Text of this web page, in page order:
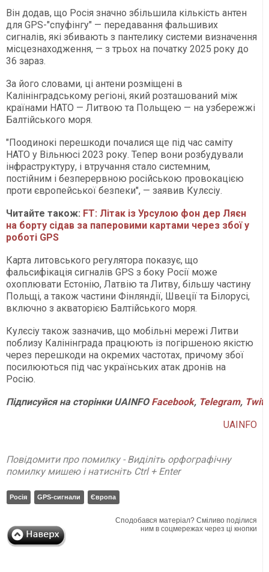
Він додав, що Росія значно збільшила кількість антен
для GPS-"спуфінгу" — передавання фальшивих
сигналів, які збивають з пантелику системи визначення
місцезнаходження, — з трьох на початку 2025 року до
36 зараз.
За його словами, ці антени розміщені в
Калінінградському регіоні, який розташований між
країнами НАТО — Литвою та Польщею — на узбережжі
Балтійського моря.
"Поодинокі перешкоди почалися ще під час саміту
НАТО у Вільнюсі 2023 року. Тепер вони розбудували
інфраструктуру, і втручання стало системним,
постійним і безперервною російською провокацією
проти європейської безпеки", — заявив Кулєсіу.
Читайте також: FT: Літак із Урсулою фон дер Ляєн
на борту сідав за паперовими картами через збої у
роботі GPS
Карта литовського регулятора показує, що
фальсифікація сигналів GPS з боку Росії може
охоплювати Естонію, Латвію та Литву, більшу частину
Польщі, а також частини Фінляндії, Швеції та Білорусі,
включно з акваторією Балтійського моря.
Кулєсіу також зазначив, що мобільні мережі Литви
поблизу Калінінграда працюють із погіршеною якістю
через перешкоди на окремих частотах, причому збої
посилюються під час українських атак дронів на
Росію.
ПідписуйсянасторінкиUAINFO Facebook, Telegram,
UAINFO
Повідомити про помилку - Виділіть орфографічну
помилку мишею і натисніть Ctrl + Enter
Росія GPS-сигнали Європа
Сподобався матеріал? Сміливо поділися
ним в соцмережах через ці кнопки